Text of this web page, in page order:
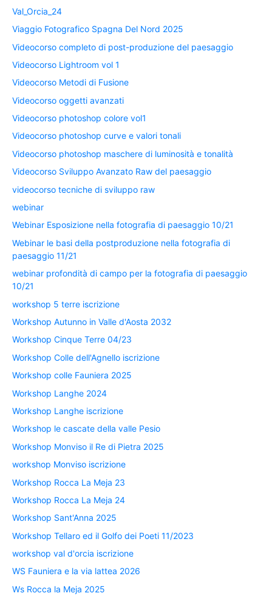
Val_Orcia_24
Viaggio Fotografico Spagna Del Nord 2025
Videocorso completo di post-produzione del paesaggio
Videocorso Lightroom vol 1
Videocorso Metodi di Fusione
Videocorso oggetti avanzati
Videocorso photoshop colore vol1
Videocorso photoshop curve e valori tonali
Videocorso photoshop maschere di luminosità e tonalità
Videocorso Sviluppo Avanzato Raw del paesaggio
videocorso tecniche di sviluppo raw
webinar
Webinar Esposizione nella fotografia di paesaggio 10/21
Webinar le basi della postproduzione nella fotografia di
paesaggio 11/21
webinar profondità di campo per la fotografia di paesaggio
10/21
workshop 5 terre iscrizione
Workshop Autunno in Valle d'Aosta 2032
Workshop Cinque Terre 04/23
Workshop Colle dell'Agnello iscrizione
Workshop colle Fauniera 2025
Workshop Langhe 2024
Workshop Langhe iscrizione
Workshop le cascate della valle Pesio
Workshop Monviso il Re di Pietra 2025
workshop Monviso iscrizione
Workshop Rocca La Meja 23
Workshop Rocca La Meja 24
Workshop Sant'Anna 2025
Workshop Tellaro ed il Golfo dei Poeti 11/2023
workshop val d'orcia iscrizione
WS Fauniera e la via lattea 2026
Ws Rocca la Meja 2025